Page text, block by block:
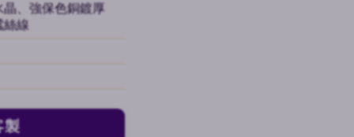
、強保色銅鍍厚
絲線
製